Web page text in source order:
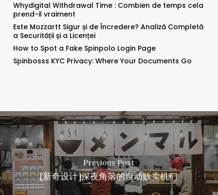
Whydigital Withdrawal Time : Combien de temps cela
prend-il vraiment
Este Mozzartt Sigur și de Încredere? Analiză Completă
a Securității și a Licenței
How to Spot a Fake Spinpolo Login Page
Spinbosss KYC Privacy: Where Your Documents Go
Previous Post
[新奇设计]深夜角落的自动贩卖机们